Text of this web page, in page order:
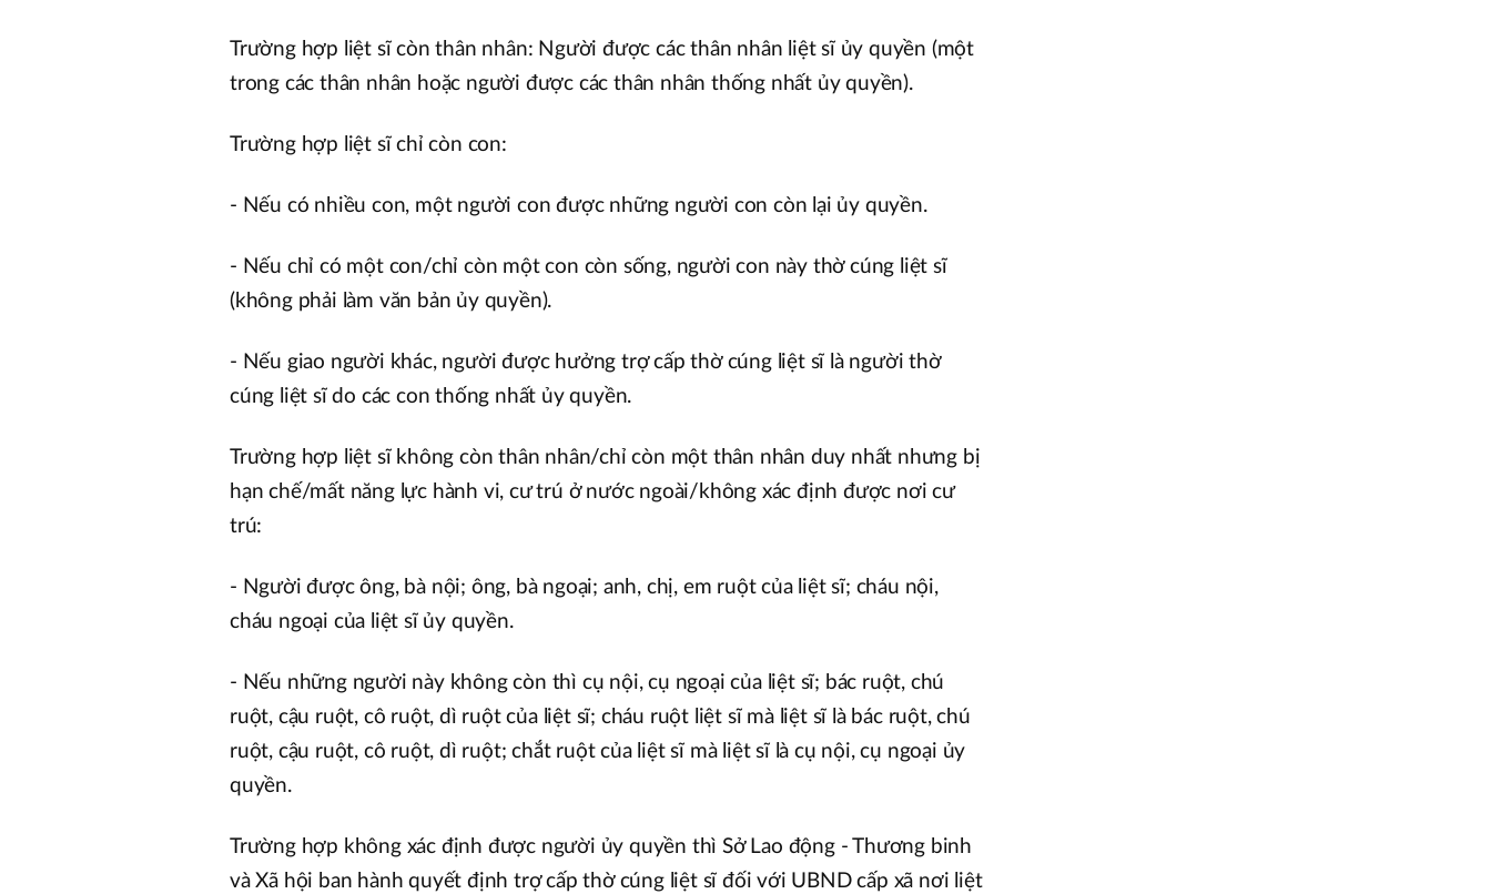
Trường hợp liệt sĩ còn thân nhân: Người được các thân nhân liệt sĩ ủy quyền (một
trong các thân nhân hoặc người được các thân nhân thống nhất ủy quyền).
Trường hợp liệt sĩ chỉ còn con:
- Nếu có nhiều con, một người con được những người con còn lại ủy quyền.
- Nếu chỉ có một con/chỉ còn một con còn sống, người con này thờ cúng liệt sĩ
(không phải làm văn bản ủy quyền).
- Nếu giao người khác, người được hưởng trợ cấp thờ cúng liệt sĩ là người thờ
cúng liệt sĩ do các con thống nhất ủy quyền.
Trường hợp liệt sĩ không còn thân nhân/chỉ còn một thân nhân duy nhất nhưng bị
hạn chế/mất năng lực hành vi, cư trú ở nước ngoài/không xác định được nơi cư
trú:
- Người được ông, bà nội; ông, bà ngoại; anh, chị, em ruột của liệt sĩ; cháu nội,
cháu ngoại của liệt sĩ ủy quyền.
- Nếu những người này không còn thì cụ nội, cụ ngoại của liệt sĩ; bác ruột, chú
ruột, cậu ruột, cô ruột, dì ruột của liệt sĩ; cháu ruột liệt sĩ mà liệt sĩ là bác ruột, chú
ruột, cậu ruột, cô ruột, dì ruột; chắt ruột của liệt sĩ mà liệt sĩ là cụ nội, cụ ngoại ủy
quyền.
Trường hợp không xác định được người ủy quyền thì Sở Lao động - Thương binh
và Xã hội ban hành quyết định trợ cấp thờ cúng liệt sĩ đối với UBND cấp xã nơi liệt